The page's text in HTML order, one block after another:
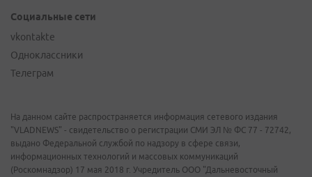
Социальные сети
vkontakte
Одноклассники
Телеграм
На данном сайте распространяется информация сетевого издания
"VLADNEWS" - свидетельство о регистрации СМИ ЭЛ № ФС 77 - 72742,
выдано Федеральной службой по надзору в сфере связи,
информационных технологий и массовых коммуникаций
(Роскомнадзор) 17 мая 2018 г. Учредитель ООО "Дальневосточный